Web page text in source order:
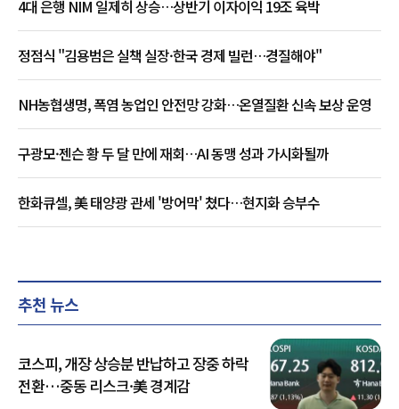
4대 은행 NIM 일제히 상승…상반기 이자이익 19조 육박
정점식 "김용범은 실책 실장·한국 경제 빌런…경질해야"
NH농협생명, 폭염 농업인 안전망 강화…온열질환 신속 보상 운영
구광모·젠슨 황 두 달 만에 재회…AI 동맹 성과 가시화될까
한화큐셀, 美 태양광 관세 '방어막' 쳤다…현지화 승부수
추천 뉴스
코스피, 개장 상승분 반납하고 장중 하락
전환…중동 리스크·美 경계감